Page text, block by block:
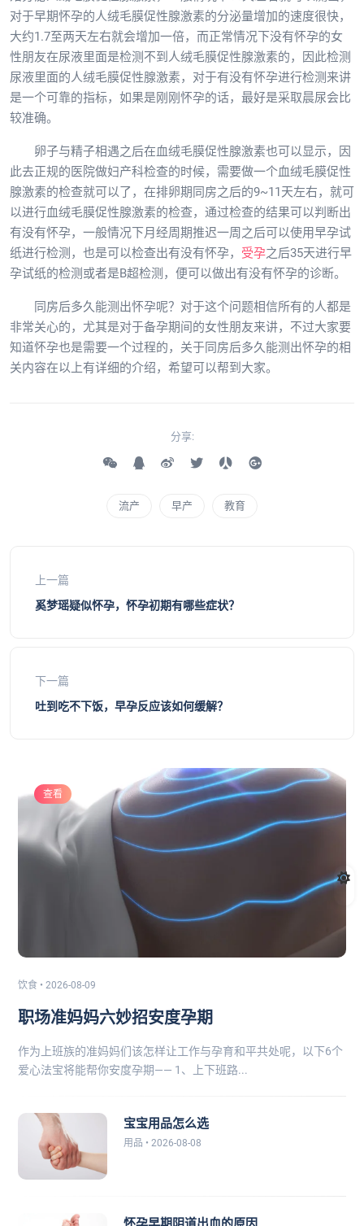
对于早期怀孕的人绒毛膜促性腺激素的分泌量增加的速度很快，
大约1.7至两天左右就会增加一倍，而正常情况下没有怀孕的女
性朋友在尿液里面是检测不到人绒毛膜促性腺激素的，因此检测
尿液里面的人绒毛膜促性腺激素，对于有没有怀孕进行检测来讲
是一个可靠的指标，如果是刚刚怀孕的话，最好是采取晨尿会比
较准确。
卵子与精子相遇之后在血绒毛膜促性腺激素也可以显示，因
此去正规的医院做妇产科检查的时候，需要做一个血绒毛膜促性
腺激素的检查就可以了，在排卵期同房之后的9~11天左右，就可
以进行血绒毛膜促性腺激素的检查，通过检查的结果可以判断出
有没有怀孕，一般情况下月经周期推迟一周之后可以使用早孕试
纸进行检测，也是可以检查出有没有怀孕， 受孕之后35天进行早
孕试纸的检测或者是B超检测，便可以做出有没有怀孕的诊断。
同房后多久能测出怀孕呢？对于这个问题相信所有的人都是
非常关心的，尤其是对于备孕期间的女性朋友来讲，不过大家要
知道怀孕也是需要一个过程的，关于同房后多久能测出怀孕的相
关内容在以上有详细的介绍，希望可以帮到大家。
分享:
流产 早产 教育
上一篇
奚梦瑶疑似怀孕，怀孕初期有哪些症状？
下一篇
吐到吃不下饭，早孕反应该如何缓解？
查看
饮食 • 2026-08-09
职场准妈妈六妙招安度孕期
作为上班族的准妈妈们该怎样让工作与孕育和平共处呢，以下6个
爱心法宝将能帮你安度孕期—— 1、上下班路...
宝宝用品怎么选
用品 • 2026-08-08